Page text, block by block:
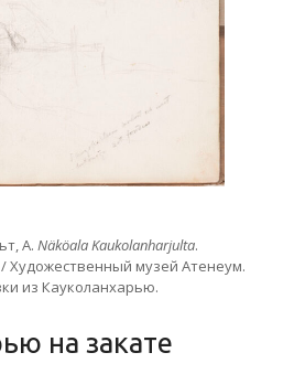
А. Näköala Kaukolanharjulta.
Художественный музей Атенеум.
из Кауколанхарью.
на закате